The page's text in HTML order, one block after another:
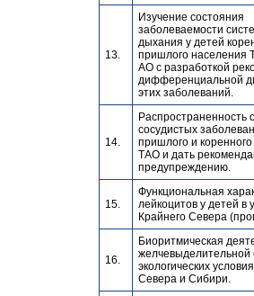
13.
Изучение состояния
заболеваемости
дыхания у детей
пришлого населения
АО с разработкой
дифференциальной
этих заболеваний.
14.
Распространенность
сосудистых
пришлого и
ТАО и дать
предупреждению.
15.
Функциональная
лейкоцитов у детей в
Крайнего Севера
16.
Биоритмическая
желчевыделительной
экологических
Севера и Сибири.